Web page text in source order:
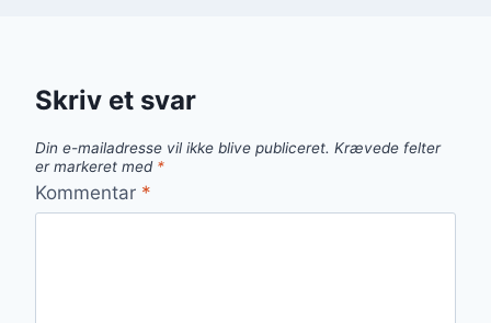
Skriv et svar
Din e-mailadresse vil ikke blive publiceret. Krævede felter
er markeret med *
Kommentar *